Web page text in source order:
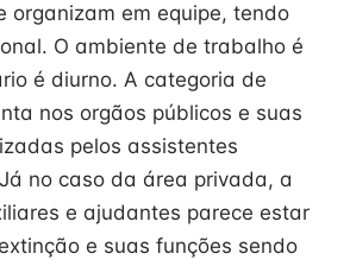
organizam em equipe, tendo
O ambiente de trabalho é
é diurno. A categoria de
nos orgãos públicos e suas
pelos assistentes
no caso da área privada, a
e ajudantes parece estar
e suas funções sendo